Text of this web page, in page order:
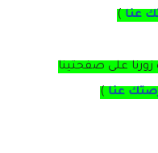
عنا )
على صفحتينا
عنا )